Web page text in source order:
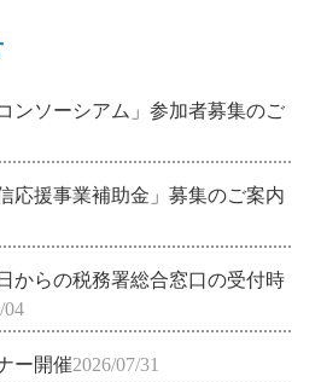
ンソーシアム」参加者募集のご
応援事業補助金」募集のご案内
からの税務署総合窓口の受付時
04
ー開催2026/07/31